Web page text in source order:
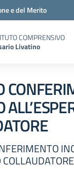
e del Merito
COMPRENSIVO
Livatino
COLLAUDATORE